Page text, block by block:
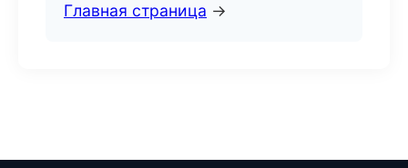
Главная страница →